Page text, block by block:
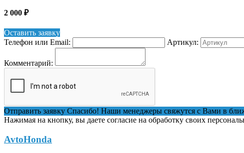
2 000 ₽
Оставить заявку
Телефон или Email:
Артикул:
Комментарий:
Отправить заявку Спасибо! Наши менеджеры свяжутся с Вами в
Нажимая на кнопку, вы даете согласие на обработку своих
AvtoHonda